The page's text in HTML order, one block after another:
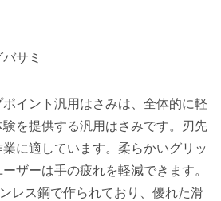
サミ
イント汎用はさみは、全体的に軽
を提供する汎用はさみです。刃先
に適しています。柔らかいグリッ
ザーは手の疲れを軽減できます。
レス鋼で作られており、優れた滑